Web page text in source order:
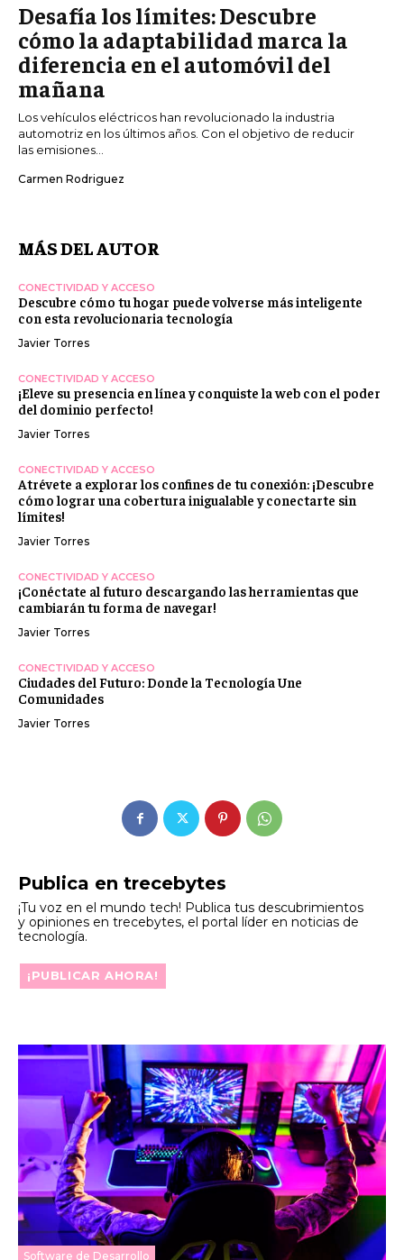
Publica en trecebytes
¡Tu voz en el mundo tech! Publica tus descubrimientos
y opiniones en trecebytes, el portal líder en noticias de
tecnología.
¡PUBLICAR AHORA!
Software de Desarrollo
Desafía los límites: Descubre
cómo la adaptabilidad marca la
diferencia en el automóvil del
mañana
Los vehículos eléctricos han revolucionado la industria
automotriz en los últimos años. Con el objetivo de reducir
las emisiones...
Carmen Rodriguez
MÁS DEL AUTOR
CONECTIVIDAD Y ACCESO
Descubre cómo tu hogar puede volverse más inteligente
con esta revolucionaria tecnología
Javier Torres
CONECTIVIDAD Y ACCESO
¡Eleve su presencia en línea y conquiste la web con el poder
del dominio perfecto!
Javier Torres
CONECTIVIDAD Y ACCESO
Atrévete a explorar los confines de tu conexión: ¡Descubre
cómo lograr una cobertura inigualable y conectarte sin
límites!
Javier Torres
CONECTIVIDAD Y ACCESO
¡Conéctate al futuro descargando las herramientas que
cambiarán tu forma de navegar!
Javier Torres
CONECTIVIDAD Y ACCESO
Ciudades del Futuro: Donde la Tecnología Une
Comunidades
Javier Torres